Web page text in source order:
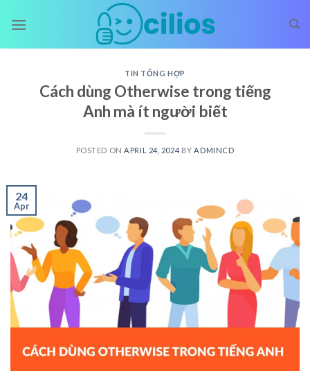
TIN TỔNG HỢP
Cách dùng Otherwise trong tiếng
Anh mà ít người biết
POSTED ON APRIL 24, 2024 BY ADMINCD
24
Apr